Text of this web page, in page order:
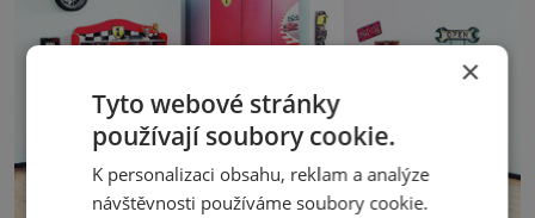
×
Tyto webové stránky
používají soubory cookie.
K personalizaci obsahu, reklam a analýze
návštěvnosti používáme soubory cookie.